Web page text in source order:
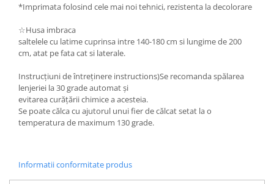
*Imprimata folosind cele mai noi tehnici, rezistenta la decolorare
☆Husa imbraca
saltelele cu latime cuprinsa intre 140-180 cm si lungime de 200
cm, atat pe fata cat si laterale.
Instrucțiuni de întreținere instructions)Se recomanda spălarea
lenjeriei la 30 grade automat și
evitarea curățării chimice a acesteia.
Se poate călca cu ajutorul unui fier de călcat setat la o
temperatura de maximum 130 grade.
Informatii conformitate produs